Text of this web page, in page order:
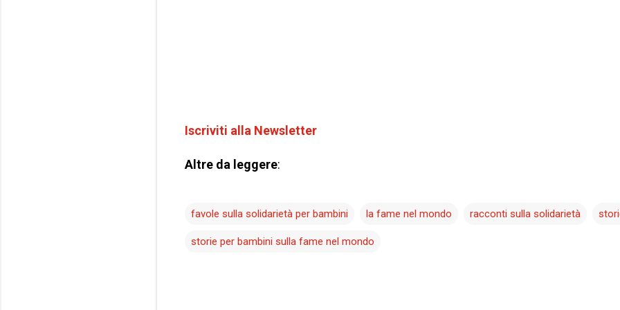
Iscriviti alla Newsletter
Altre da leggere:
favole sulla solidarietà per bambini la fame nel mondo racconti sulla solidarietà
storie per bambini sulla fame nel mondo